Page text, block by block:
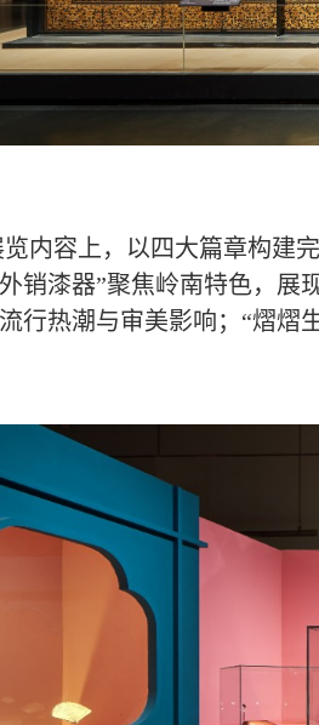
览内容上，以四大篇章构建
销漆器”聚焦岭南特色，展
行热潮与审美影响；“熠熠